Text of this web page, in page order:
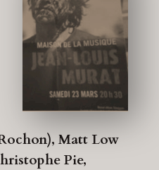
Matt Low
Pie,